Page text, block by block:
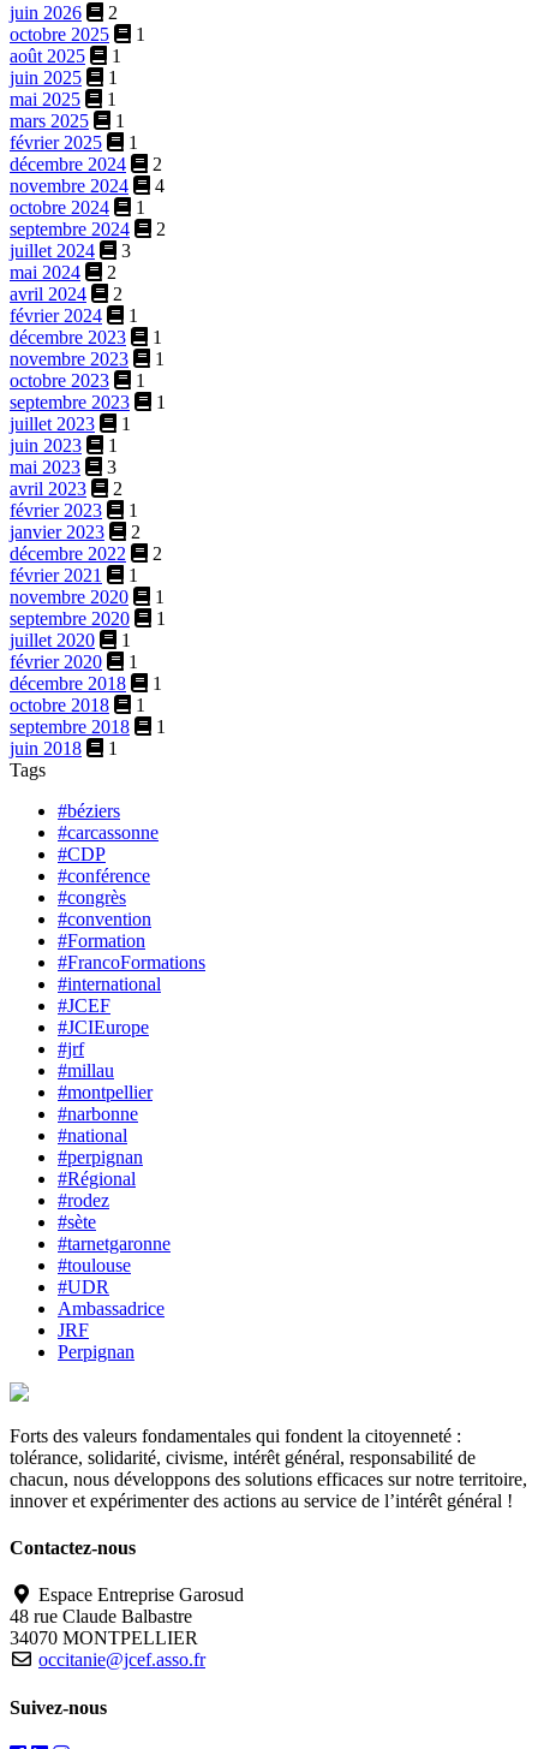
juin 2026
2
octobre 2025
1
août 2025
1
juin 2025
1
mai 2025
1
mars 2025
1
février 2025
1
décembre 2024
2
novembre 2024
4
octobre 2024
1
septembre 2024
2
juillet 2024
3
mai 2024
2
avril 2024
2
février 2024
1
décembre 2023
1
novembre 2023
1
octobre 2023
1
septembre 2023
1
juillet 2023
1
juin 2023
1
mai 2023
3
avril 2023
2
février 2023
1
janvier 2023
2
décembre 2022
2
février 2021
1
novembre 2020
1
septembre 2020
1
juillet 2020
1
février 2020
1
décembre 2018
1
octobre 2018
1
septembre 2018
1
juin 2018
1
Tags
#béziers
#carcassonne
#CDP
#conférence
#congrès
#convention
#Formation
#FrancoFormations
#international
#JCEF
#JCIEurope
#jrf
#millau
#montpellier
#narbonne
#national
#perpignan
#Régional
#rodez
#sète
#tarnetgaronne
#toulouse
#UDR
Ambassadrice
JRF
Perpignan
Forts des valeurs fondamentales qui fondent la citoyenneté :
tolérance, solidarité, civisme, intérêt général, responsabilité de
chacun, nous développons des solutions efficaces sur notre territoire,
innover et expérimenter des actions au service de l’intérêt général !
Contactez-nous
Espace Entreprise Garosud
48 rue Claude Balbastre
34070 MONTPELLIER
occitanie@jcef.asso.fr
Suivez-nous